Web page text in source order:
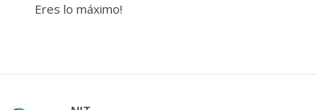
Eres lo máximo!